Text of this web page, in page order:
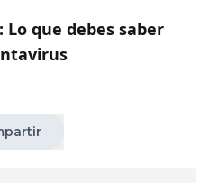
Lo que debes saber